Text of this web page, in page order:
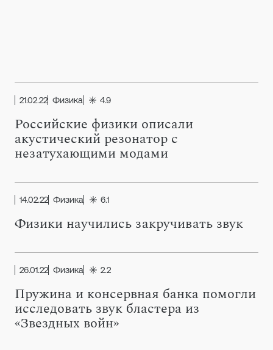
21.02.22 Физика 4.9
Российские физики описали
акустический резонатор с
незатухающими модами
14.02.22 Физика 6.1
Физики научились закручивать звук
26.01.22 Физика 2.2
Пружина и консервная банка помогли
исследовать звук бластера из
«Звездных войн»